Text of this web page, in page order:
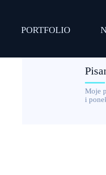
PORTFOLIO
Moje
i